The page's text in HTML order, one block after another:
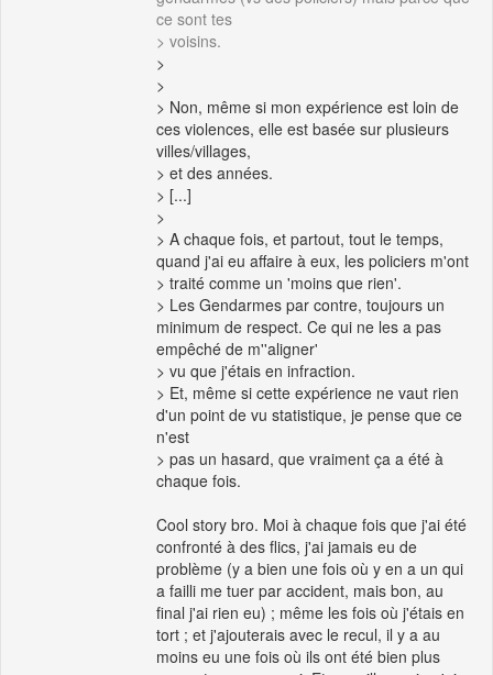
ce sont tes
> voisins.
>
>
> Non, même si mon expérience est loin de
ces violences, elle est basée sur plusieurs
villes/villages,
> et des années.
> [...]
>
> A chaque fois, et partout, tout le temps,
quand j'ai eu affaire à eux, les policiers m'ont
> traité comme un 'moins que rien'.
> Les Gendarmes par contre, toujours un
minimum de respect. Ce qui ne les a pas
empêché de m''aligner'
> vu que j'étais en infraction.
> Et, même si cette expérience ne vaut rien
d'un point de vu statistique, je pense que ce
n'est
> pas un hasard, que vraiment ça a été à
chaque fois.
Cool story bro. Moi à chaque fois que j'ai été
confronté à des flics, j'ai jamais eu de
problème (y a bien une fois où y en a un qui
a failli me tuer par accident, mais bon, au
final j'ai rien eu) ; même les fois où j'étais en
tort ; et j'ajouterais avec le recul, il y a au
moins eu une fois où ils ont été bien plus